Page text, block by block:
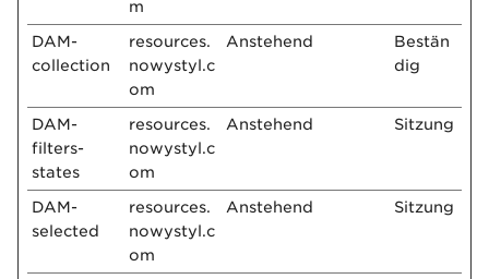
m
DAM-
collection
resources.
nowystyl.c
om
Anstehend
Bestän
dig
DAM-
filters-
states
resources.
nowystyl.c
om
Anstehend Sitzung
DAM-
selected
resources.
nowystyl.c
om
Anstehend Sitzung